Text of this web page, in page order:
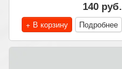
140 руб.
+ В корзину
Подробнее